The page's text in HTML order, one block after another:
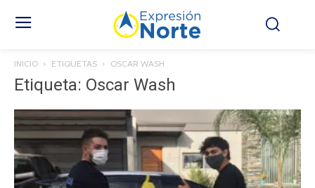
INICIO ETIQUETAS OSCAR WASH
Etiqueta: Oscar Wash